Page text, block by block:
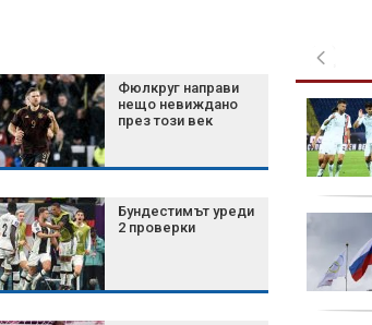
Фюлкруг направи
нещо невиждано
през този век
Бундестимът уреди
2 проверки
Green Day пусна
денонощен канал в
Затягат контрола по